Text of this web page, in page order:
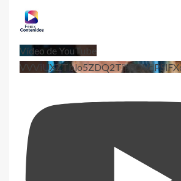
Vídeo de YouTube